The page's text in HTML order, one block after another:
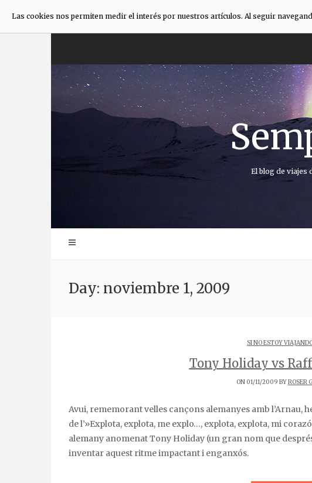
El blog de viajes
Day: noviembre 1, 2009
SI NO ESTOY
Tony Holiday vs
ON 01/11/2009 BYROSER
Avui, rememorant velles cançons alemanyes amb l’Arnau, hem topat amb una perla dels anys 70’s. Abans
de l’»Explota, explota, me explo…, explota, explota, mi
alemany anomenat Tony Holiday (un gran nom que
inventar aquest ritme impactant i enganxós.
Las cookies nos permiten medir el interés por nuestros artículos. Al seguir